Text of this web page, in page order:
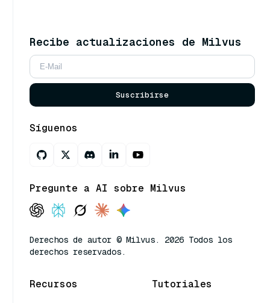
Recibe actualizaciones de Milvus
Suscribirse
Síguenos
Pregunte a AI sobre Milvus
Derechos de autor © Milvus. 2026 Todos los
derechos reservados.
Recursos Tutoriales